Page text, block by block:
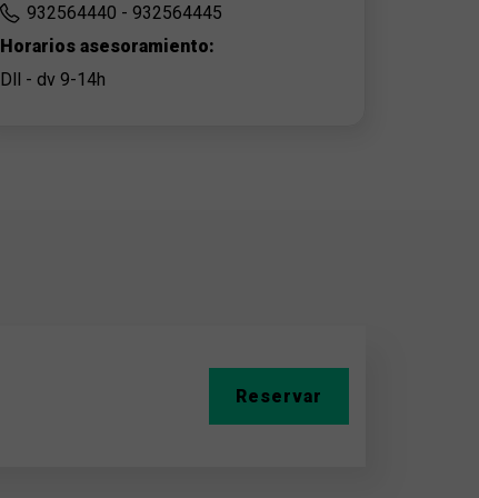
932564440 - 932564445
Horarios asesoramiento:
Dll - dv 9-14h
Reservar